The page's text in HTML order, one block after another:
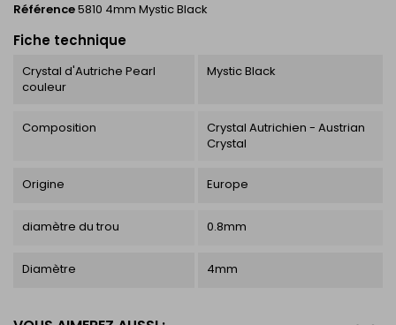
Référence5810 4mm Mystic Black
Fiche technique
Crystal d'Autriche Pearl
couleur
Mystic Black
Composition
Crystal Autrichien - Austrian
Crystal
Origine Europe
diamètre du trou 0.8mm
Diamètre 4mm